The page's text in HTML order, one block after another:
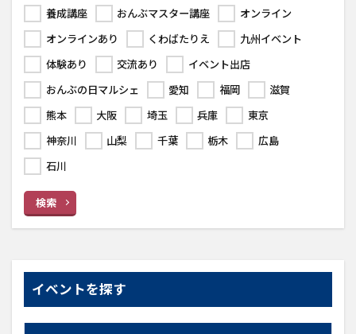
養成講座 おんぶマスター講座
オンライン
オンラインあり
くわばたりえ
九州イベント
体験あり
交流あり
イベント出店
おんぶの日マルシェ
愛知 福岡
滋賀
熊本
大阪 埼玉 兵庫
東京
神奈川
山梨 千葉 栃木
広島
石川
検索
イベントを探す